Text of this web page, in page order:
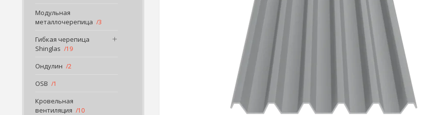
Модульная
металлочерепица
3
Гибкая черепица
Shinglas
19
Ондулин 2
OSB 1
Кровельная
вентиляция
10